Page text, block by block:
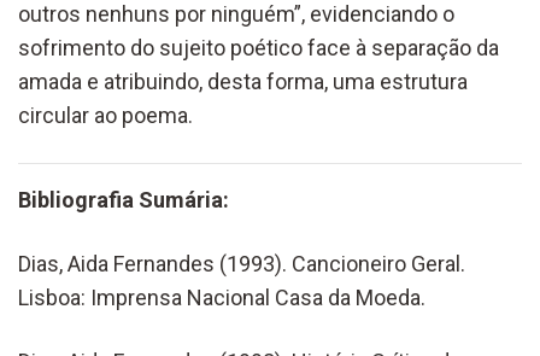
outros nenhuns por ninguém”, evidenciando o
sofrimento do sujeito poético face à separação da
amada e atribuindo, desta forma, uma estrutura
circular ao poema.
Bibliografia Sumária:
Dias, Aida Fernandes (1993). Cancioneiro Geral.
Lisboa: Imprensa Nacional Casa da Moeda.